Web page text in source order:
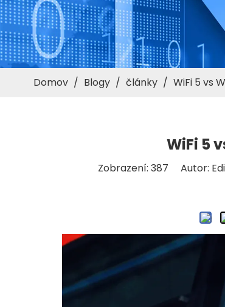
Domov / Blogy / články / WiFi 5 vs
WiFi 5
Zobrazení: 387 Autor: